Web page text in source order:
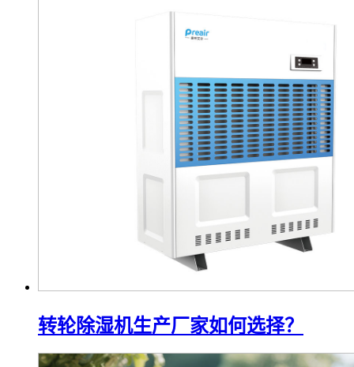
转轮除湿机生产厂家如何选择？